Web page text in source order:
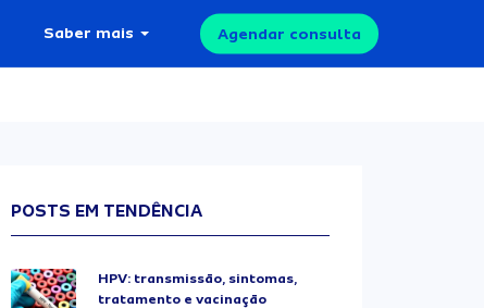
Saber mais Agendar consulta
POSTS EM TENDÊNCIA
HPV: transmissão, sintomas,
tratamento e vacinação